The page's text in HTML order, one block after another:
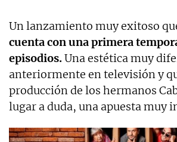
Un lanzamiento muy exitoso
cuenta con una primera
episodios.Una estética muy
anteriormente en televisión y
producción de los hermanos
lugar a duda, una apuesta muy